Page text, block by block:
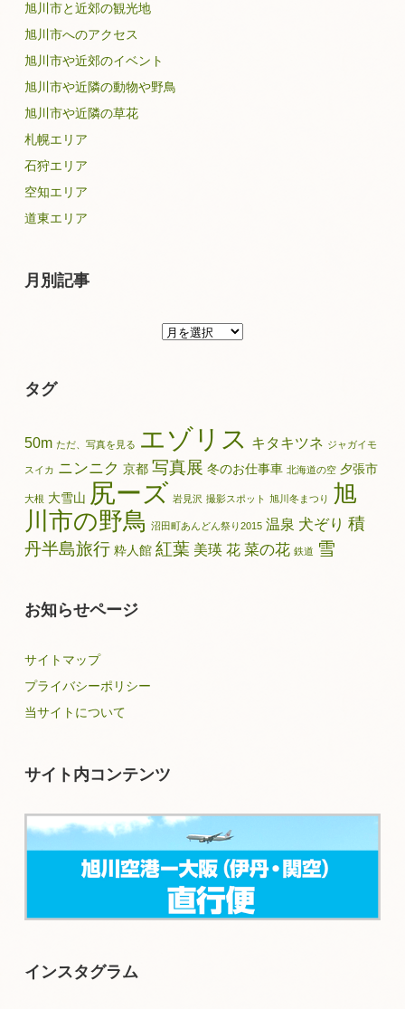
旭川市と近郊の観光地
旭川市へのアクセス
旭川市や近郊のイベント
旭川市や近隣の動物や野鳥
旭川市や近隣の草花
札幌エリア
石狩エリア
空知エリア
道東エリア
月別記事
月
タグ
50m ただ、写真を見る エゾリス キタキツネ ジャガイモ
スイカ ニンニク 京都 写真展 冬のお仕事車 北海道の空 夕張市
大根 大雪山 尻ーズ 岩見沢 撮影スポット 旭川冬まつり 旭
川市の野鳥 沼田町あんどん祭り2015 温泉 犬ぞり 積
丹半島旅行 粋人館 紅葉 美瑛 花 菜の花 鉄道 雪
お知らせページ
サイトマップ
プライバシーポリシー
当サイトについて
サイト内コンテンツ
インスタグラム